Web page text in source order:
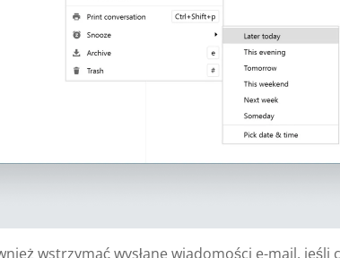
wstrzymać wysłane wiadomości e-mail,